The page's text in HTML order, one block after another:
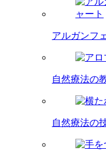
アルガンフ
自然療法の
自然療法の